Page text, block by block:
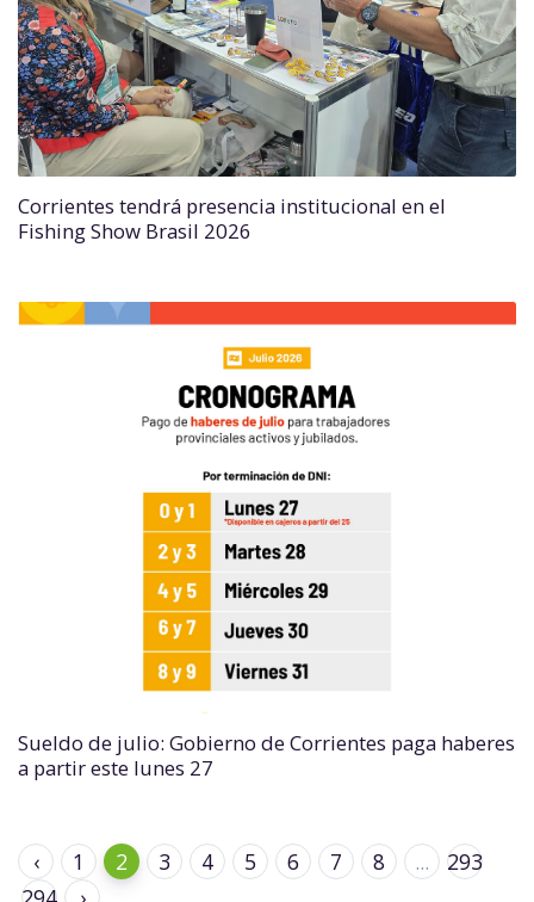
Corrientes tendrá presencia institucional en el
Fishing Show Brasil 2026
Sueldo de julio: Gobierno de Corrientes paga haberes
a partir este lunes 27
‹ 1 2 3 4 5 6 7 8 ...
293